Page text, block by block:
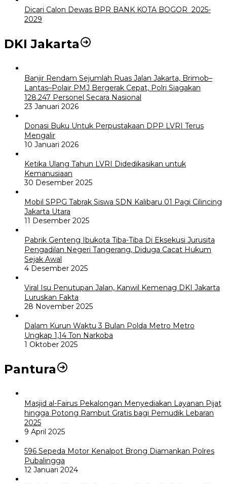
Dicari Calon Dewas BPR BANK KOTA BOGOR 2025-
2029
DKI Jakarta
Banjir Rendam Sejumlah Ruas Jalan Jakarta, Brimob–
Lantas–Polair PMJ Bergerak Cepat, Polri Siagakan
128.247 Personel Secara Nasional
23 Januari 2026
Donasi Buku Untuk Perpustakaan DPP LVRI Terus
Mengalir
10 Januari 2026
Ketika Ulang Tahun LVRI Didedikasikan untuk
Kemanusiaan
30 Desember 2025
Mobil SPPG Tabrak Siswa SDN Kalibaru 01 Pagi Cilincing
Jakarta Utara
11 Desember 2025
Pabrik Genteng Ibukota Tiba-Tiba Di Eksekusi Jurusita
Pengadilan Negeri Tangerang, Diduga Cacat Hukum
Sejak Awal
4 Desember 2025
Viral Isu Penutupan Jalan, Kanwil Kemenag DKI Jakarta
Luruskan Fakta
28 November 2025
Dalam Kurun Waktu 3 Bulan Polda Metro Metro
Ungkap 1,14 Ton Narkoba
1 Oktober 2025
Pantura
Masjid al-Fairus Pekalongan Menyediakan Layanan Pijat
hingga Potong Rambut Gratis bagi Pemudik Lebaran
2025
9 April 2025
596 Sepeda Motor Kenalpot Brong Diamankan Polres
Pubalingga
12 Januari 2024